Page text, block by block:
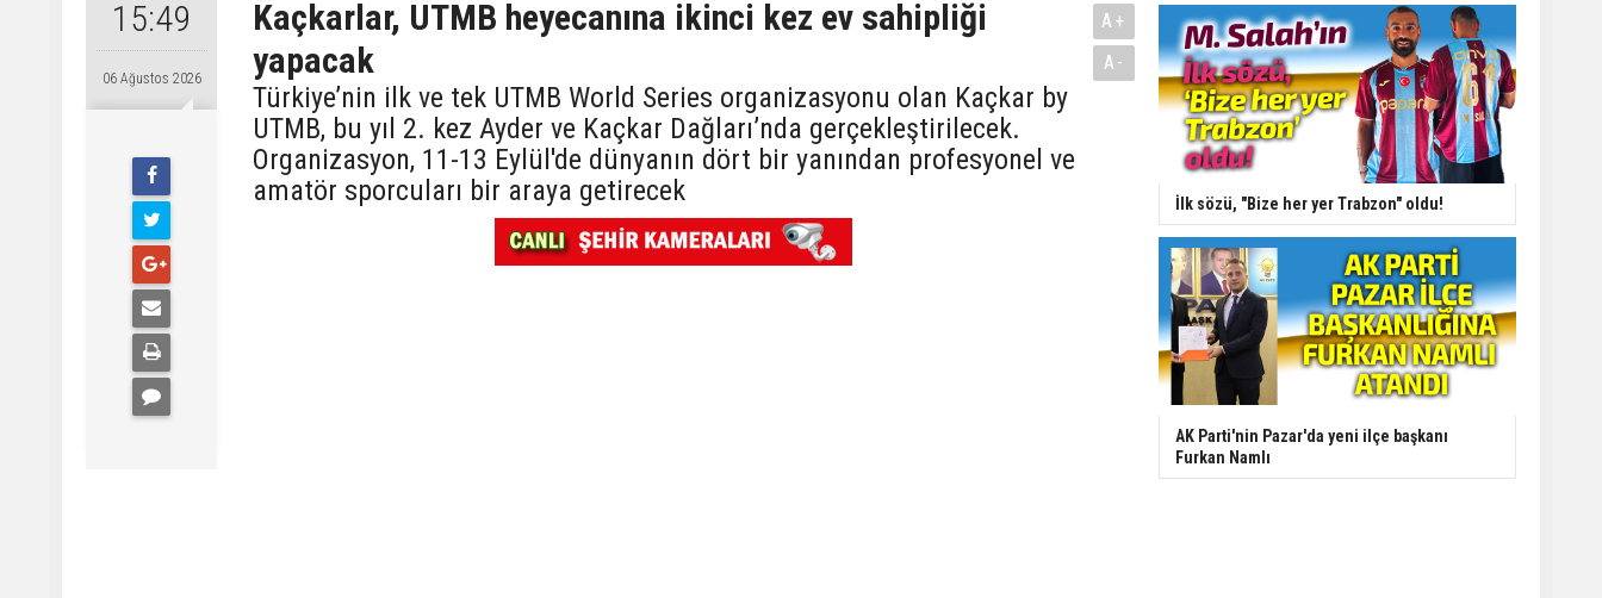
15:49
06 Ağustos 2026
Kaçkarlar, UTMB heyecanına ikinci kez ev sahipliği
yapacak
Türkiye’nin ilk ve tek UTMB World Series organizasyonu olan Kaçkar by
UTMB, bu yıl 2. kez Ayder ve Kaçkar Dağları’nda gerçekleştirilecek.
Organizasyon, 11-13 Eylül'de dünyanın dört bir yanından profesyonel ve
amatör sporcuları bir araya getirecek
A+
A-
İlk sözü, "Bize her yer Trabzon" oldu!
AK Parti'nin Pazar'da yeni ilçe başkanı
Furkan Namlı